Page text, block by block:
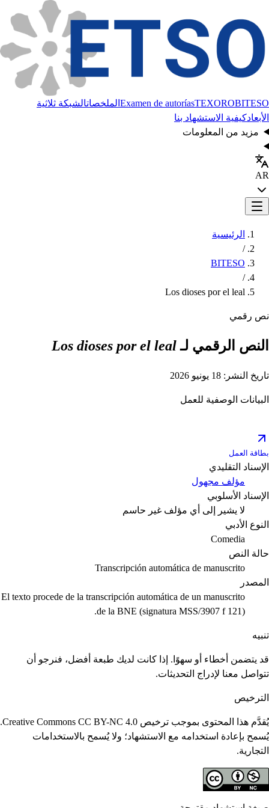
Examen de autoríasTEXOROBITESO الملخصاتالشبكة ثلاثية
الأبعادكيفية الاستشهاد بنا
مزيد من المعلومات
AR
الرئيسية
/
BITESO
/
Los dioses por el leal
نص رقمي
النص الرقمي لـLos dioses por el leal
تاريخ النشر: 18 يونيو 2026
البيانات الوصفية للعمل
بطاقة العمل
الإسناد التقليدي
مؤلف مجهول
الإسناد الأسلوبي
لا يشير إلى أي مؤلف غير حاسم
النوع الأدبي
Comedia
حالة النص
Transcripción automática de manuscrito
المصدر
El texto procede de la transcripción automática de un manuscrito
de la BNE (signatura MSS/3907 f 121).
تنبيه
قد يتضمن أخطاء أو سهوًا. إذا كانت لديك طبعة أفضل، فنرجو أن
تتواصل معنا لإدراج التحديثات.
الترخيص
يُقدَّم هذا المحتوى بموجب ترخيص Creative Commons CC BY-NC 4.0.
يُسمح بإعادة استخدامه مع الاستشهاد؛ ولا يُسمح بالاستخدامات
التجارية.